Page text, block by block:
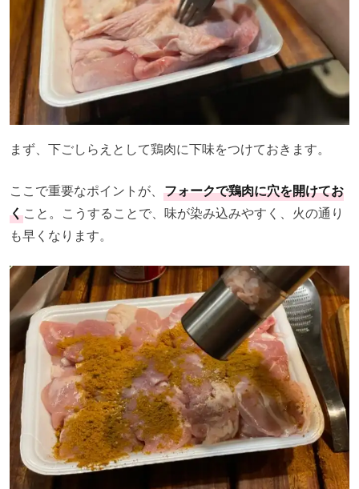
まず、下ごしらえとして鶏肉に下味をつけておきます。
ここで重要なポイントが、 フォークで鶏肉に穴を開けてお
くこと。こうすることで、味が染み込みやすく、火の通り
も早くなります。